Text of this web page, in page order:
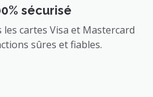
sécurisé
les cartes Visa et Mastercard
sûres et fiables.